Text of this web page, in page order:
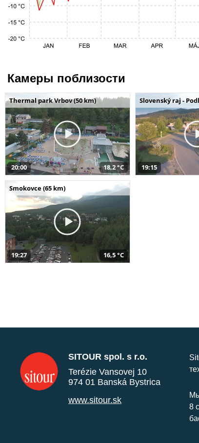
Камеры поблизости
Thermal park Vrbov (50 km)
20:00 18,2 °C
Slovenský raj -
19:15
Smokovce (65 km)
19:27 16,5 °C
SITOUR spol. s r.o.
Terézie Vansovej 10
974 01 Banská Bystrica
www.sitour.sk
8